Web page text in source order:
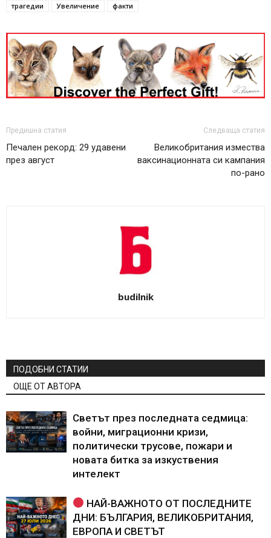
трагедии
Увеличение факти
Предишна статия
Печален рекорд: 29 удавени
през август
Следваща статия
Великобритания измества
ваксинационната си кампания
по-рано
budilnik
ПОДОБНИ СТАТИИ
ОЩЕ ОТ АВТОРА
Светът през последната седмица:
войни, миграционни кризи,
политически трусове, пожари и
новата битка за изкуствения
интелект
НАЙ-ВАЖНОТО ОТ ПОСЛЕДНИТЕ
ДНИ: БЪЛГАРИЯ, ВЕЛИКОБРИТАНИЯ,
ЕВРОПА И СВЕТЪТ